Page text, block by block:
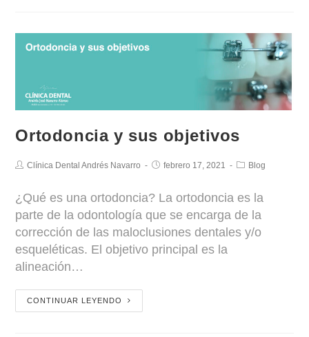
Ortodoncia y sus objetivos
Clínica Dental Andrés Navarro febrero 17, 2021 Blog
¿Qué es una ortodoncia? La ortodoncia es la
parte de la odontología que se encarga de la
corrección de las maloclusiones dentales y/o
esqueléticas. El objetivo principal es la
alineación…
CONTINUAR LEYENDO